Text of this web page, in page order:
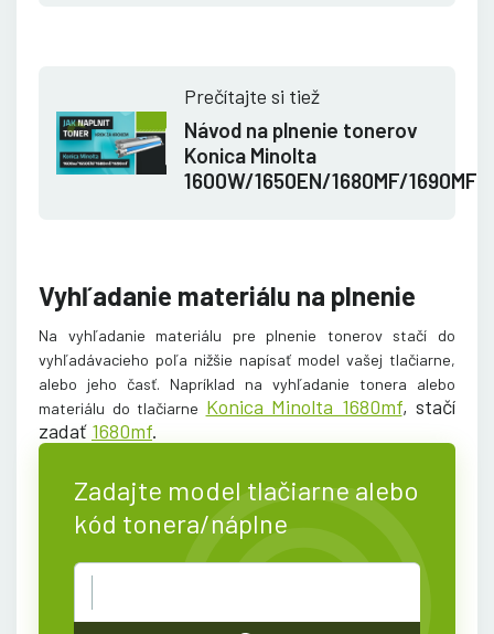
Prečítajte si tiež
Návod na plnenie tonerov
Konica Minolta
1600W/1650EN/1680MF/1690MF
Vyhľadanie materiálu na plnenie
Na vyhľadanie materiálu pre plnenie tonerov stačí do
vyhľadávacieho poľa nižšie napísať model vašej tlačiarne,
alebo jeho časť. Napríklad na vyhľadanie tonera alebo
materiálu do tlačiarne Konica Minolta 1680mf, stačí
zadať 1680mf.
Zadajte model tlačiarne alebo
kód tonera/náplne